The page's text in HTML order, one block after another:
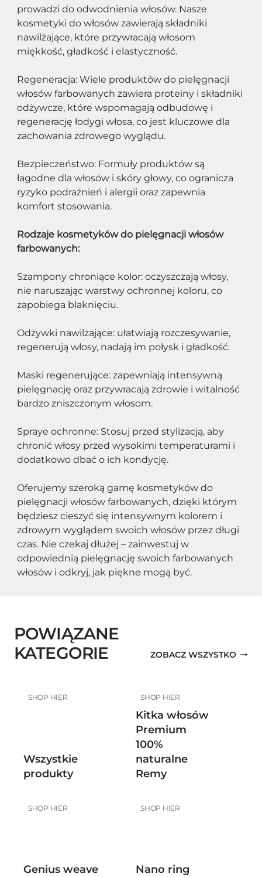
prowadzi do odwodnienia włosów. Nasze
kosmetyki do włosów zawierają składniki
nawilżające, które przywracają włosom
miękkość, gładkość i elastyczność.
Regeneracja: Wiele produktów do pielęgnacji
włosów farbowanych zawiera proteiny i składniki
odżywcze, które wspomagają odbudowę i
regenerację łodygi włosa, co jest kluczowe dla
zachowania zdrowego wyglądu.
Bezpieczeństwo: Formuły produktów są
łagodne dla włosów i skóry głowy, co ogranicza
ryzyko podrażnień i alergii oraz zapewnia
komfort stosowania.
Rodzaje kosmetyków do pielęgnacji włosów
farbowanych:
Szampony chroniące kolor: oczyszczają włosy,
nie naruszając warstwy ochronnej koloru, co
zapobiega blaknięciu.
Odżywki nawilżające: ułatwiają rozczesywanie,
regenerują włosy, nadają im połysk i gładkość.
Maski regenerujące: zapewniają intensywną
pielęgnację oraz przywracają zdrowie i witalność
bardzo zniszczonym włosom.
Spraye ochronne: Stosuj przed stylizacją, aby
chronić włosy przed wysokimi temperaturami i
dodatkowo dbać o ich kondycję.
Oferujemy szeroką gamę kosmetyków do
pielęgnacji włosów farbowanych, dzięki którym
będziesz cieszyć się intensywnym kolorem i
zdrowym wyglądem swoich włosów przez długi
czas. Nie czekaj dłużej – zainwestuj w
odpowiednią pielęgnację swoich farbowanych
włosów i odkryj, jak piękne mogą być.
POWIĄZANE
KATEGORIE
ZOBACZ WSZYSTKO
Wszystkie
produkty
SHOP HIER
Kitka włosów
Premium
100%
naturalne
Remy
SHOP HIER
Genius weave
SHOP HIER
Nano ring
SHOP HIER